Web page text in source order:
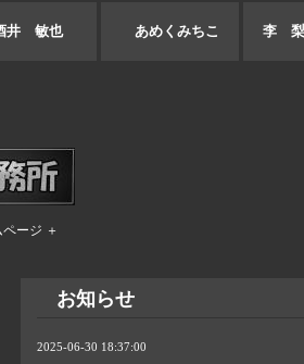
井 敏也 あめくみちこ 李 梨
ージ ＋
お知らせ
2025-06-30 18:37:00